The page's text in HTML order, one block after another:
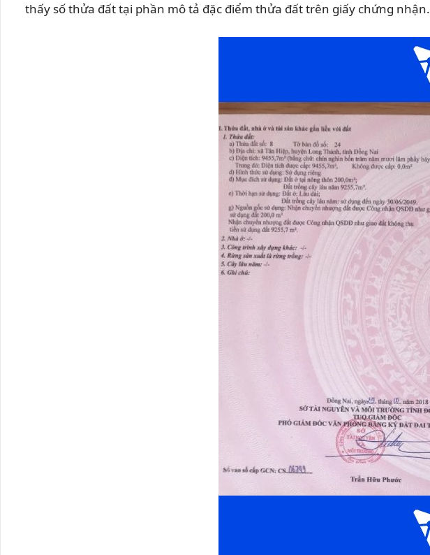
thấy số thửa đất tại phần mô tả đặc điểm thửa đất trên giấy chứng nhận.